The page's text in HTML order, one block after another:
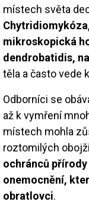
místech světa
mikroskopická
dendrobatidis,
těla a často vede
Odborníci se
až k vymření
místech mohla
roztomilých
ochránců
onemocnění,
obratlovci.